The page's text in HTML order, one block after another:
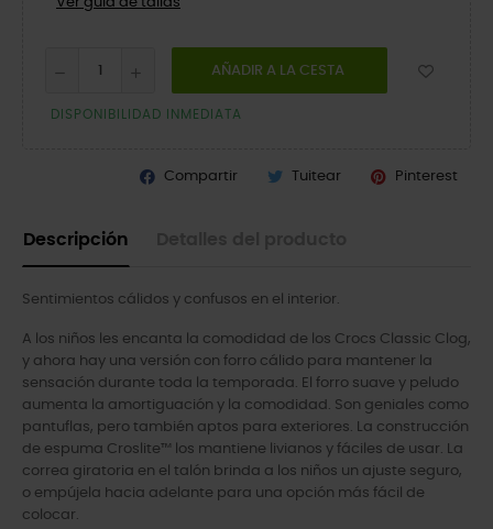
AÑADIR A LA CESTA
DISPONIBILIDAD INMEDIATA
Compartir Tuitear Pinterest
Descripción
Sentimientos cálidos y confusos en el interior.
A los niños les encanta la comodidad de los Crocs Classic Clog,
y ahora hay una versión con forro cálido para mantener la
sensación durante toda la temporada. El forro suave y peludo
aumenta la amortiguación y la comodidad. Son geniales como
pantuflas, pero también aptos para exteriores. La construcción
de espuma Croslite™ los mantiene livianos y fáciles de usar. La
correa giratoria en el talón brinda a los niños un ajuste seguro,
o empújela hacia adelante para una opción más fácil de
colocar.